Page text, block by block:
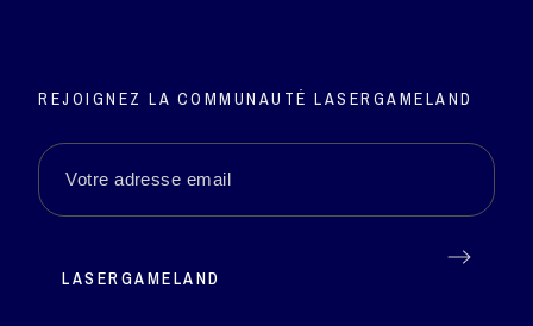
REJOIGNEZ LA COMMUNAUTÉ LASERGAMELAND
LASERGAMELAND